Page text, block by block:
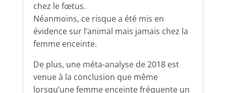
chez le fœtus.
Néanmoins, ce risque a été mis en
évidence sur l’animal mais jamais chez la
femme enceinte.
De plus, une méta-analyse de 2018 est
venue à la conclusion que même
lorsqu’une femme enceinte fréquente un